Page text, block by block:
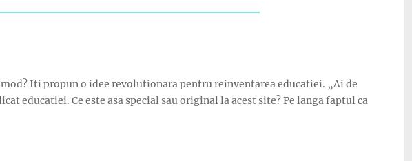
Iti propun o idee revolutionara pentru reinventarea educatiei. „Ai de
educatiei. Ce este asa special sau original la acest site? Pe langa faptul ca